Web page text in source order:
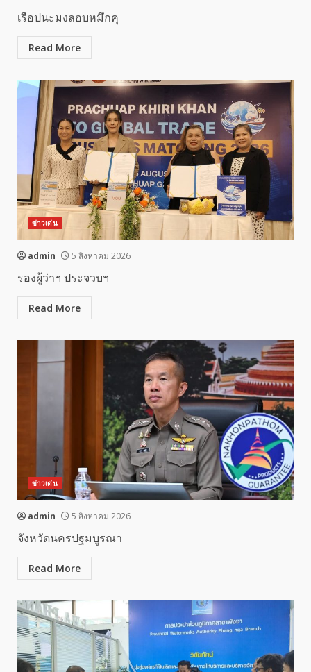
เรือปนะมงลอบหมึกคุ
Read More
ข่าวเด่น
admin 5 สิงหาคม 2026
รองผู้ว่าฯ ประจวบฯ
Read More
ข่าวเด่น
admin 5 สิงหาคม 2026
จังหวัดนครปฐมบูรณา
Read More